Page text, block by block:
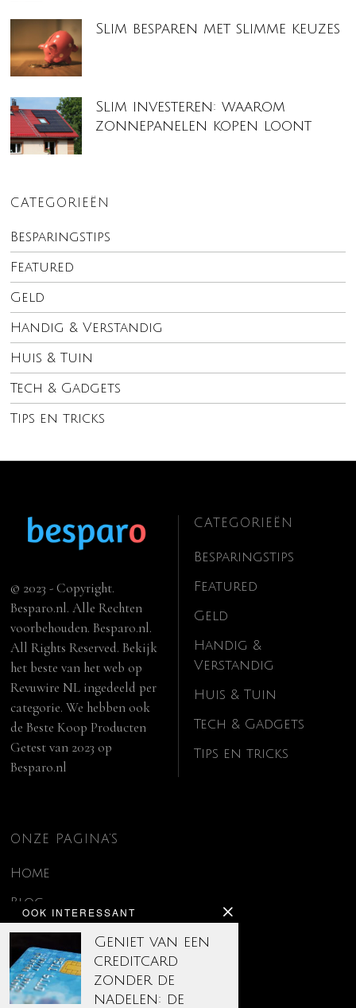
Slim besparen met slimme keuzes
Slim investeren: waarom
zonnepanelen kopen loont
CATEGORIEËN
Besparingstips
Featured
Geld
Handig & Verstandig
Huis & Tuin
Tech & Gadgets
Tips en tricks
OOK INTERESSANT
Geniet van een
creditcard
zonder de
nadelen: de
© 2023 - Copyright.
Besparo.nl. Alle Rechten
voorbehouden. Besparo.nl.
All Rights Reserved. Bekijk
het beste van het web op
Revuwire NL ingedeeld per
categorie. We hebben ook
deBeste Koop Producten
Getest van 2023 op
Besparo.nl
CATEGORIEËN
Besparingstips
Featured
Geld
Handig &
Verstandig
Huis & Tuin
Tech & Gadgets
Tips en tricks
ONZE PAGINA’S
Home
Blog
Contact
Disclaimer
Over ons